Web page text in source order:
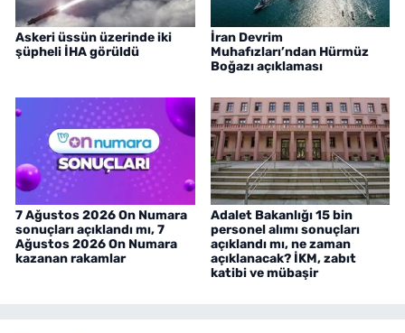
Askeri üssün üzerinde iki
şüpheli İHA görüldü
İran Devrim
Muhafızları’ndan Hürmüz
Boğazı açıklaması
7 Ağustos 2026 On Numara
sonuçları açıklandı mı, 7
Ağustos 2026 On Numara
kazanan rakamlar
Adalet Bakanlığı 15 bin
personel alımı sonuçları
açıklandı mı, ne zaman
açıklanacak? İKM, zabıt
katibi ve mübaşir